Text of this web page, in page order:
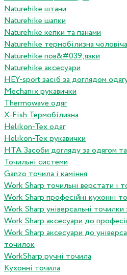
Naturehike штани
Naturehike шапки
Naturehike кепки та панами
Naturehike термобілизна чоловіча
Naturehike пов&#039;язки
Naturehike аксесуари
HEY-sport засіб за доглядом
Mechanix рукавички
Thermowave одяг
X-Fish Термобілизна
Helikon-Tex одяг
Helikon-Tex рукавички
HTA Засоби догляду за одягом
Точильні системи
Ganzo точила і каміння
Work Sharp точильні верстати і
Work Sharp професiйнi кухоннi
Work Sharp унiверсальнi
Work Sharp аксесуари до
Work Sharp аксесуари до
точилок
WorkSharp ручні точила
Кухонні точила